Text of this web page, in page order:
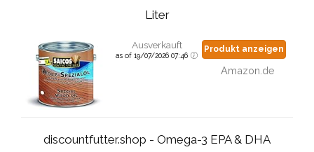
Liter
Ausverkauft
as of 19/07/2026 07:46
Produkt anzeigen
Amazon.de
discountfutter.shop - Omega-3 EPA & DHA